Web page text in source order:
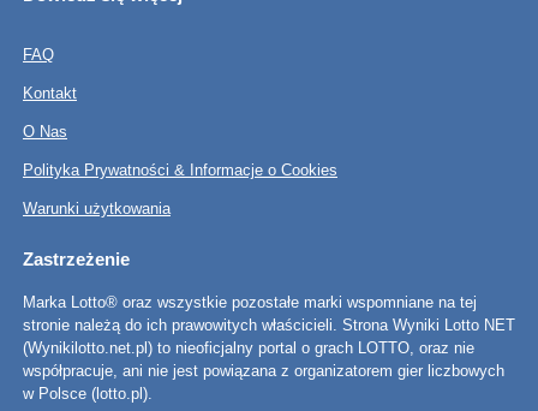
FAQ
Kontakt
O Nas
Polityka Prywatności & Informacje o Cookies
Warunki użytkowania
Zastrzeżenie
Marka Lotto® oraz wszystkie pozostałe marki wspomniane na tej
stronie należą do ich prawowitych właścicieli. Strona Wyniki Lotto NET
(Wynikilotto.net.pl) to nieoficjalny portal o grach LOTTO, oraz nie
współpracuje, ani nie jest powiązana z organizatorem gier liczbowych
w Polsce (lotto.pl).